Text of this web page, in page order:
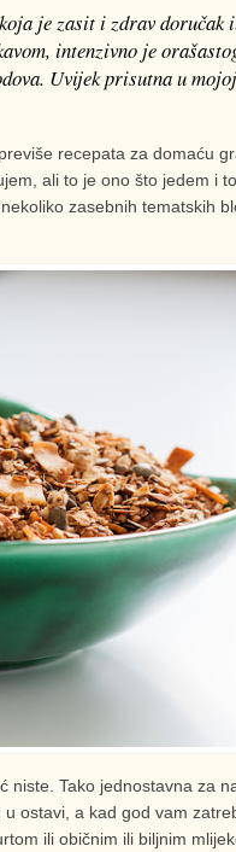
je zasit i zdrav doručak
intenzivno je
Uvijek prisutna u mojoj
recepata za domaću
ali to je ono što jedem i
zasebnih tematskih
Tako jednostavna za
ostavi, a kad god vam
ili običnim ili biljnim